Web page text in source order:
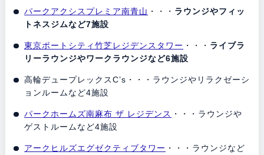
パークアクシスプレミア南青山 ・・・ ラウンジやフィッ
トネスジムなど7施設
東京ポートシティ竹芝レジデンスタワー ・・・ ライブラ
リーラウンジやワークラウンジなど6施設
高輪デュープレックスC’s・・・ラウンジやリラクゼーシ
ョンルームなど4施設
パークホームズ南麻布 ザ レジデンス ・・・ラウンジや
ゲストルームなど4施設
アークヒルズエグゼクティブタワー ・・・ラウンジなど